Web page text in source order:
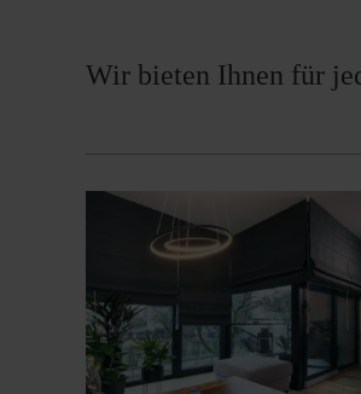
Wir bieten Ihnen für